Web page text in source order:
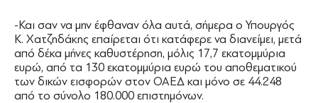
-Και σαν να μην έφθαναν όλα αυτά, σήμερα ο Υπουργός
Κ. Χατζηδάκης επαίρεται ότι κατάφερε να διανείμει, μετά
από δέκα μήνες καθυστέρηση, μόλις 17,7 εκατομμύρια
ευρώ, από τα 130 εκατομμύρια ευρώ του αποθεματικού
των δικών εισφορών στον ΟΑΕΔ και μόνο σε 44.248
από το σύνολο 180.000 επιστημόνων.